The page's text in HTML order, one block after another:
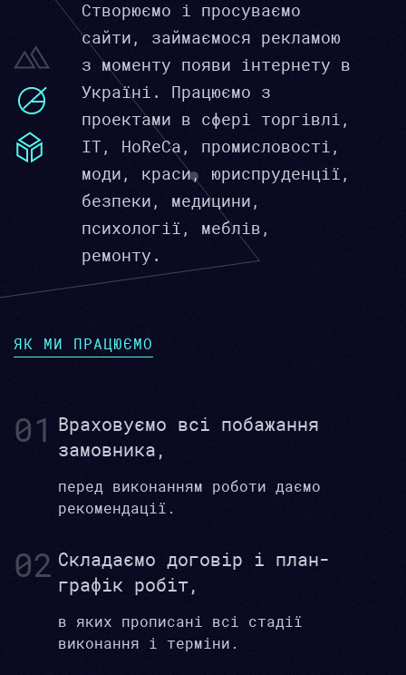
Створюємо і просуваємо
сайти, займаємося рекламою
з моменту появи інтернету в
Україні. Працюємо з
проектами в сфері торгівлі,
IT, HoReCa, промисловості,
моди, краси, юриспруденції,
безпеки, медицини,
психології, меблів,
ремонту.
ЯК МИ ПРАЦЮЄМО
01
Враховуємо всі побажання
замовника,
перед виконанням роботи даємо
рекомендації.
02 Складаємо договір і план-
графік робіт,
в яких прописані всі стадії
виконання і терміни.